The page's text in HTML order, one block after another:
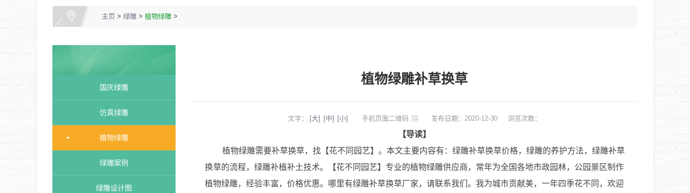
主页 > 绿雕 > 植物绿雕 >
国庆绿雕
仿真绿雕
植物绿雕
绿雕案例
绿雕设计图
植物绿雕补草换草
文字： [大] [中] [小] 手机页面二维码 发布日期：2020-12-30 浏览次数：
【导读】
植物绿雕需要补草换草，找【花不同园艺】。本文主要内容有：绿雕补草换草价格，绿雕的养护方法，绿雕补草
换草的流程，绿雕补植补土技术。【花不同园艺】专业的植物绿雕供应商，常年为全国各地市政园林，公园景区制作
植物绿雕，经验丰富，价格优惠。哪里有绿雕补草换草厂家，请联系我们。我为城市贡献美，一年四季花不同，欢迎